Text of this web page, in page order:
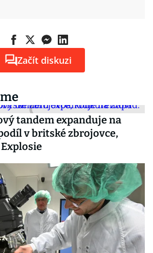
Začít diskuzi
tandem expanduje na
v britské zbrojovce,